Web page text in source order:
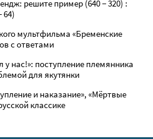
решите пример (640 − 320) :
64)
мультфильма «Бременские
с ответами
у нас!»: поступление племянника
для якутянки
и наказание», «Мёртвые
классике